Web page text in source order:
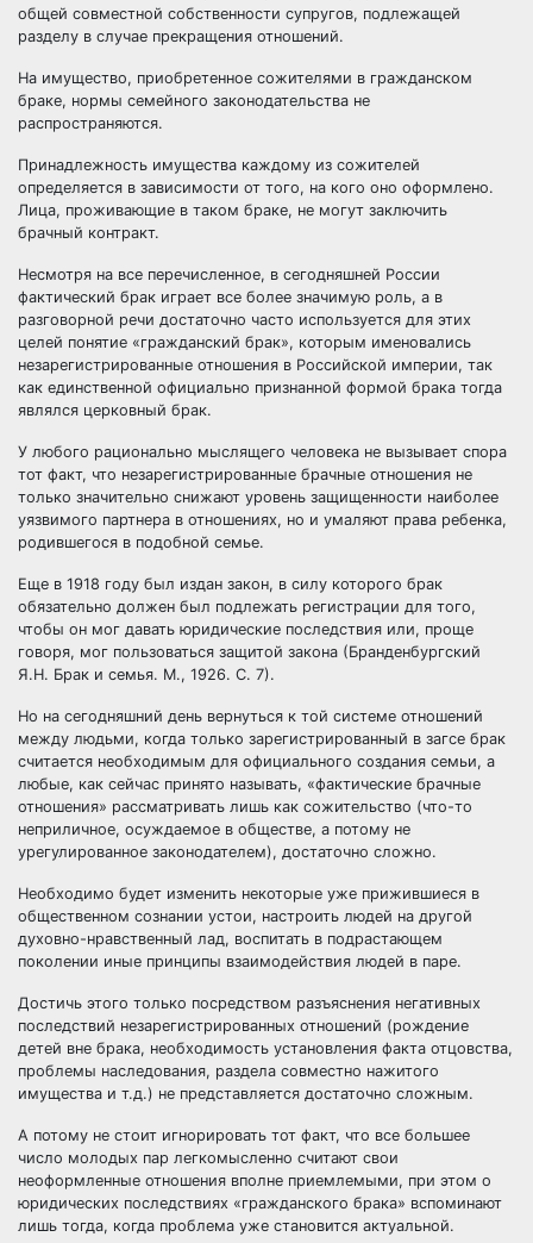
общей совместной собственности супругов, подлежащей
разделу в случае прекращения отношений.
На имущество, приобретенное сожителями в гражданском
браке, нормы семейного законодательства не
распространяются.
Принадлежность имущества каждому из сожителей
определяется в зависимости от того, на кого оно оформлено.
Лица, проживающие в таком браке, не могут заключить
брачный контракт.
Несмотря на все перечисленное, в сегодняшней России
фактический брак играет все более значимую роль, а в
разговорной речи достаточно часто используется для этих
целей понятие «гражданский брак», которым именовались
незарегистрированные отношения в Российской империи, так
как единственной официально признанной формой брака тогда
являлся церковный брак.
У любого рационально мыслящего человека не вызывает спора
тот факт, что незарегистрированные брачные отношения не
только значительно снижают уровень защищенности наиболее
уязвимого партнера в отношениях, но и умаляют права ребенка,
родившегося в подобной семье.
Еще в 1918 году был издан закон, в силу которого брак
обязательно должен был подлежать регистрации для того,
чтобы он мог давать юридические последствия или, проще
говоря, мог пользоваться защитой закона (Бранденбургский
Я.Н. Брак и семья. М., 1926. С. 7).
Но на сегодняшний день вернуться к той системе отношений
между людьми, когда только зарегистрированный в загсе брак
считается необходимым для официального создания семьи, а
любые, как сейчас принято называть, «фактические брачные
отношения» рассматривать лишь как сожительство (что-то
неприличное, осуждаемое в обществе, а потому не
урегулированное законодателем), достаточно сложно.
Необходимо будет изменить некоторые уже прижившиеся в
общественном сознании устои, настроить людей на другой
духовно-нравственный лад, воспитать в подрастающем
поколении иные принципы взаимодействия людей в паре.
Достичь этого только посредством разъяснения негативных
последствий незарегистрированных отношений (рождение
детей вне брака, необходимость установления факта отцовства,
проблемы наследования, раздела совместно нажитого
имущества и т.д.) не представляется достаточно сложным.
А потому не стоит игнорировать тот факт, что все большее
число молодых пар легкомысленно считают свои
неоформленные отношения вполне приемлемыми, при этом о
юридических последствиях «гражданского брака» вспоминают
лишь тогда, когда проблема уже становится актуальной.